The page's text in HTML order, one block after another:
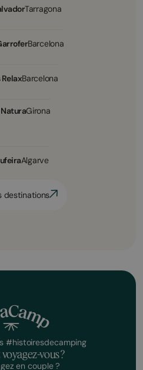
Tarragona
Barcelona
Barcelona
Girona
Algarve
destinations
#histoiresdecamping
vous ?
en couple ?